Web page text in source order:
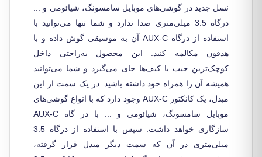
نسل جدید در گوشی‌های موبایل سامسونگ، شیائومی و ...
درگاه 3.5 میلی‌متری صدا ندارد و شما تنها می‌توانید با
استفاده از درگاه AUX-C آن به موسیقی گوش داده و با
هدفون مکالمه کنید. این محصول به‌راحتی داخل
کوچک‌ترین جیب یا کیف‌ها جای می‌گیرد و شما می‌توانید
همیشه آن را همراه خود داشته باشید. در یک سمت از این
مبدل، یک کانکتور AUX-C وجود دارد که با انواع گوشی‌های
موبایل سامسونگ، شیائومی و ... با در گاه AUX-C
سازگاری خواهد داشت. سپس با استفاده از درگاه 3.5
میلی‌متری در آن که سمت دیگر مبدل قرار گرفته،